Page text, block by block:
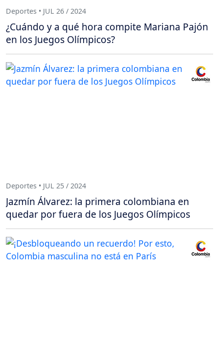
Deportes • JUL 26 / 2024
¿Cuándo y a qué hora compite Mariana Pajón
en los Juegos Olímpicos?
Deportes • JUL 25 / 2024
Jazmín Álvarez: la primera colombiana en
quedar por fuera de los Juegos Olímpicos